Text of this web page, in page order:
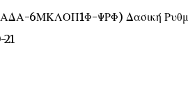
(ΑΔΑ-6ΜΚΛΟΠ1Φ-ΨΡΦ) Δασική
21